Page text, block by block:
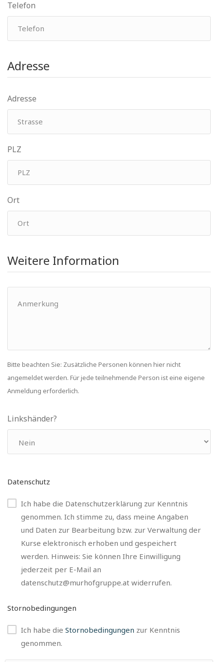
Telefon
Adresse
Adresse
PLZ
Ort
Weitere Information
Bitte beachten Sie: Zusätzliche Personen können hier nicht
angemeldet werden. Für jede teilnehmende Person ist eine eigene
Anmeldung erforderlich.
Linkshänder?
Datenschutz
Ich habe die Datenschutzerklärung zur Kenntnis
genommen. Ich stimme zu, dass meine Angaben
und Daten zur Bearbeitung bzw. zur Verwaltung der
Kurse elektronisch erhoben und gespeichert
werden. Hinweis: Sie können Ihre Einwilligung
jederzeit per E-Mail an
datenschutz@murhofgruppe.at widerrufen.
Stornobedingungen
Ich habe die Stornobedingungen zur Kenntnis
genommen.